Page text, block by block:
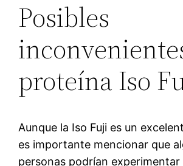
Posibles
proteína Iso
Aunque la Iso Fuji es un
es importante mencionar que
personas podrían experimentar